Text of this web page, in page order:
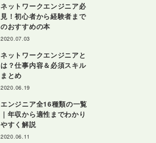
ネットワークエンジニア必
見！初心者から経験者まで
のおすすめの本
2020.07.03
ネットワークエンジニアと
は？仕事内容＆必須スキル
まとめ
2020.06.19
エンジニア全16種類の一覧
｜年収から適性までわかり
やすく解説
2020.06.11